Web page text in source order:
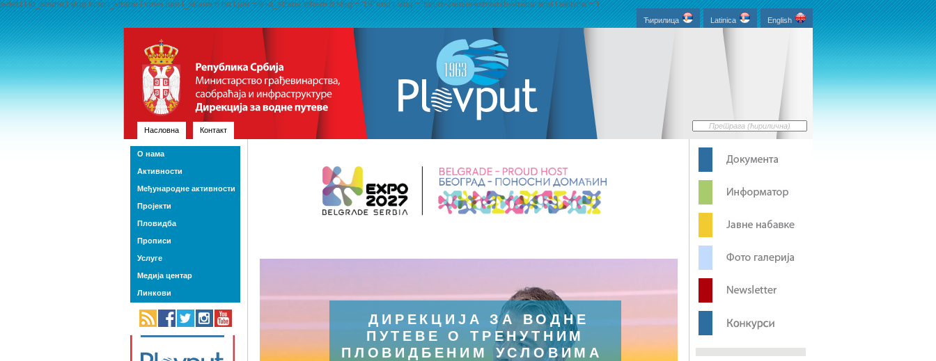
select t.id_strane,t.slug from t_strane t inner join t_strane d on t.par = d.id_strane where d.slug = '19' and t.slug = 'forum-zainteresovanih-strana' and t.aktivna = 1
English
Latinica
Ћирилица
Насловна Контакт
ДИРЕКЦИЈА ЗА ВОДНЕ
ПУТЕВЕ О ТРЕНУТНИМ
ПЛОВИДБЕНИМ УСЛОВИМА
О нама
Активности
Међународне активности
Пројекти
Пловидба
Прописи
Услуге
Медија центар
Линкови